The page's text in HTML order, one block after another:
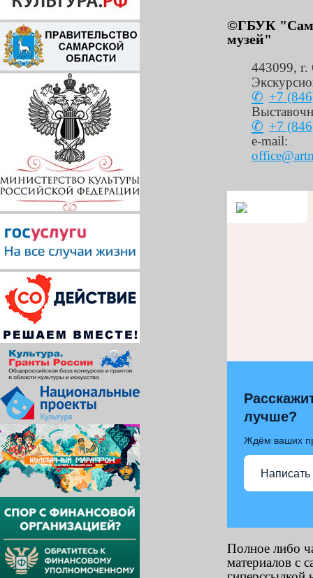
©ГБУК
музей"
443099, г.
+7
+7
e-mail:
лучше?
Ждём ваших
Написать
Полное либо
материалов с